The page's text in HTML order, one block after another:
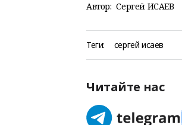
Автор: Сергей ИСАЕВ
Теги: сергей исаев
Читайте нас